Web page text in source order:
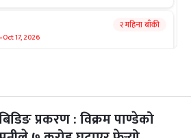
-Oct 17, 2026
२ महिना बाँकी
Oct 20, 2026
२ महिना बाँकी
प्रकरण : विक्रम पाण्डेको